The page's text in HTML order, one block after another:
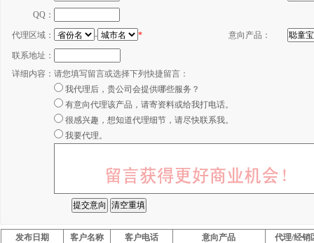
QQ：
代理区域： - * 意向产品：
联系地址：
详细内容： 请您填写留言或选择下列快捷留言：
我代理后，贵公司会提供哪些服务？
有意向代理该产品，请寄资料或给我打电话。
很感兴趣，想知道代理细节，请尽快联系我。
我要代理。
发布日期 客户名称 客户电话 意向产品
代理/经销